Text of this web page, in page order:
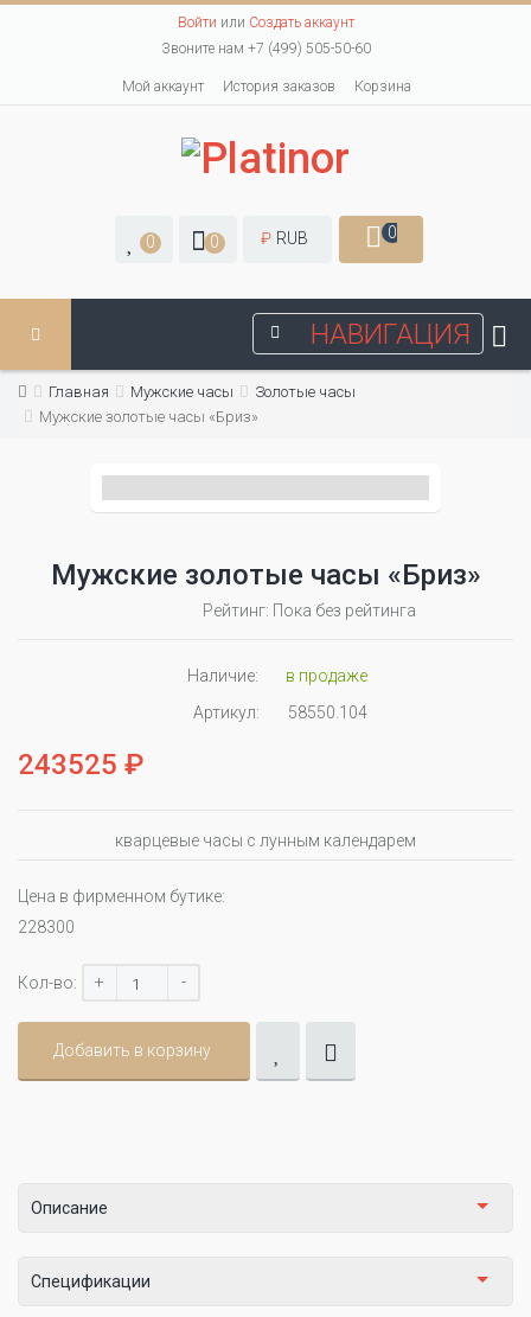
Войти или Создать аккаунт
Звоните нам +7 (499) 505-50-60
Мой аккаунт История заказов Корзина
0 0 ₽ RUB 0
НАВИГАЦИЯ
Главная Мужские часы
Золотые часы
Мужские золотые часы «Бриз»
Мужские золотые часы «Бриз»
Рейтинг: Пока без рейтинга
Наличие:
в продаже
Артикул:
58550.104
243525 ₽
кварцевые часы с лунным календарем
Цена в фирменном бутике:
228300
Кол-во: + -
Добавить в корзину
Описание
Спецификации